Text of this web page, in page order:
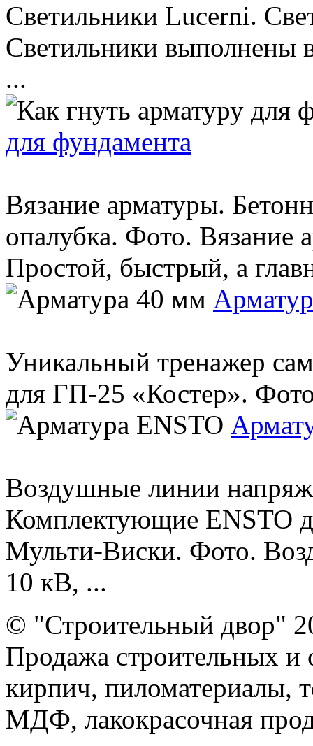
Светильники Lucerni.
Светильники выполнены
...
для фундамента
Вязание арматуры.
опалубка. Фото.
Простой, быстрый, а
Уникальный тренажер
для ГП-25 «Костер».
Воздушные линии
Комплектующие ENSTO
Мульти-Виски. Фото.
10 кВ, ...
© "Строительный двор"
Продажа строительных и
кирпич, пиломатериалы,
МДФ, лакокрасочная